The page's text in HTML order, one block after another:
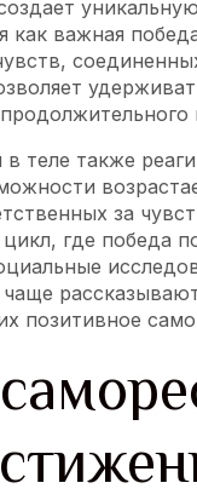
как важная
теле также
за
где победа
позитивное